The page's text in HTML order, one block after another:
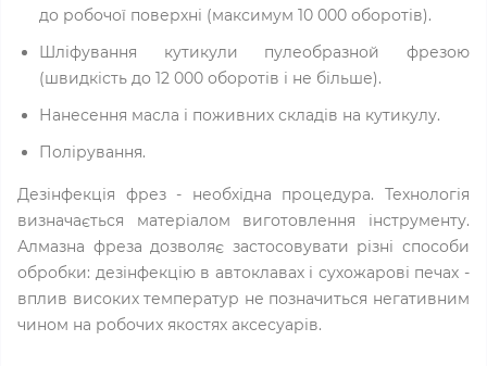
до робочої поверхні (максимум 10 000 оборотів).
Шліфування кутикули пулеобразной фрезою
(швидкість до 12 000 оборотів і не більше).
Нанесення масла і поживних складів на кутикулу.
Полірування.
Дезінфекція фрез - необхідна процедура. Технологія
визначається матеріалом виготовлення інструменту.
Алмазна фреза дозволяє застосовувати різні способи
обробки: дезінфекцію в автоклавах і сухожарові печах -
вплив високих температур не позначиться негативним
чином на робочих якостях аксесуарів.